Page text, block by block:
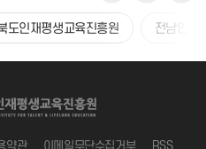
도인재평생교육진흥원 전남인재
약관 이메일무단수집거부
RSS